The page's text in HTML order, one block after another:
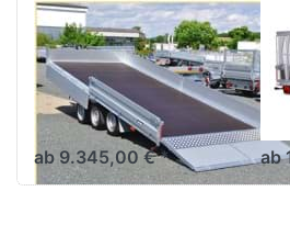
VARIANT
UNI 3552 UX /
3553 UX
5m Kipplader mit Hydraulik,
Bordwänden,
Parabelfederfahrwerk
ab 9.345,00 € * ab